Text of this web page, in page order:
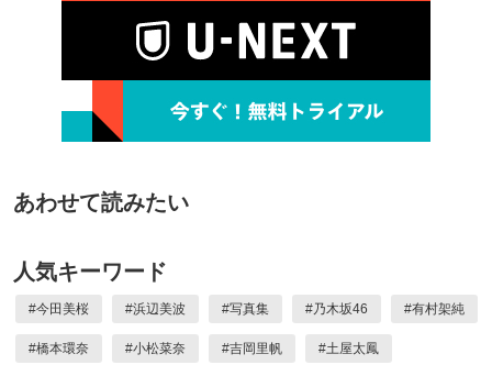
あわせて読みたい
人気キーワード
#今田美桜 #浜辺美波 #写真集 #乃木坂46 #有村架純
#橋本環奈 #小松菜奈 #吉岡里帆 #土屋太鳳